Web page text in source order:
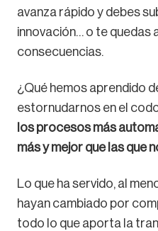
avanza rápido y debes
innovación… o te quedas
consecuencias.
¿Qué hemos aprendido
estornudarnos en el
los procesos más
más y mejor que las que
Lo que ha servido, al
hayan cambiado por
todo lo que aporta la